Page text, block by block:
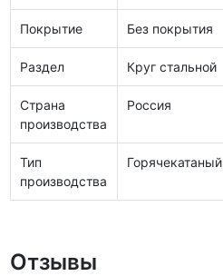
Покрытие Без покрытия
Раздел Круг стальной
Страна
производства
Россия
Тип
производства
Горячекатаный
Отзывы